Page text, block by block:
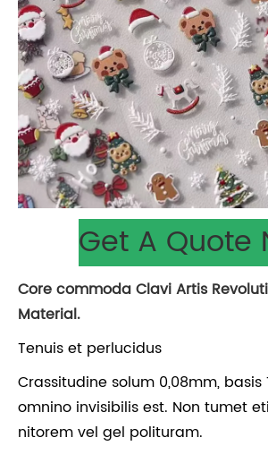
Get A Quote
Core commoda Clavi Artis
Material.
Tenuis et perlucidus
Crassitudine solum 0,08mm, basis
omnino invisibilis est. Non tumet
nitorem vel gel polituram.